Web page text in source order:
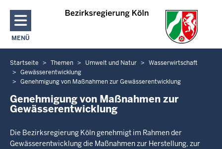
Direkt zum Inhalt
MENÜ
NAVIGATION AKTIVIEREN/DEAKTIVIEREN: HAUPTMENÜ
Sie
befinden
hier
Startseite Themen Umwelt und Natur
Wasserwirtschaft
Gewässerentwicklung
Genehmigung von Maßnahmen zur Gewässerentwicklung
Genehmigung von Maßnahmen zur
Gewässerentwicklung
Die Bezirksregierung Köln genehmigt im Rahmen der
Gewässerentwicklung die Maßnahmen zur Herstellung, zur